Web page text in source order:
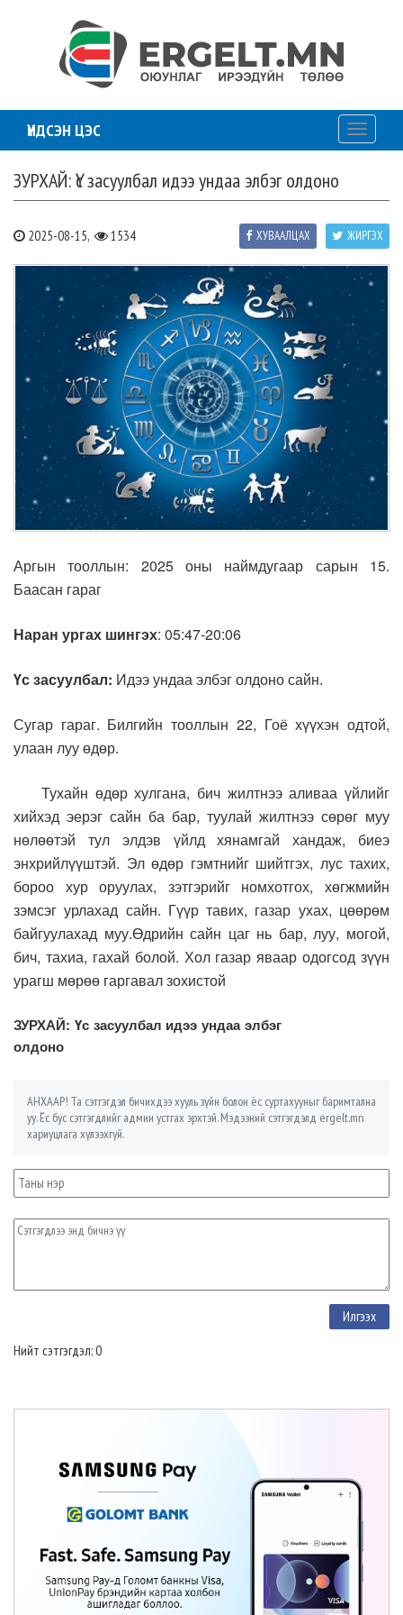
ҮНДСЭН ЦЭС
Toggle
ЗУРХАЙ: Үс засуулбал идээ ундаа элбэг олдоно
2025-08-15, 1534 ЖИРГЭХ
ХУВААЛЦАХ
Аргын тооллын: 2025 оны наймдугаар сарын 15.
Баасан гараг
Наран ургах шингэх: 05:47-20:06
Үс засуулбал: Идээ ундаа элбэг олдоно сайн.
Сугар гараг. Билгийн тооллын 22, Гоё хүүхэн одтой,
улаан луу өдөр.
Тухайн өдөр хулгана, бич жилтнээ аливаа үйлийг
хийхэд эерэг сайн ба бар, туулай жилтнээ сөрөг муу
нөлөөтэй тул элдэв үйлд хянамгай хандаж, биеэ
энхрийлүүштэй. Эл өдөр гэмтнийг шийтгэх, лус тахих,
бороо хур оруулах, зэтгэрийг номхотгох, хөгжмийн
зэмсэг урлахад сайн. Гүүр тавих, газар ухах, цөөрөм
байгуулахад муу.Өдрийн сайн цаг нь бар, луу, могой,
бич, тахиа, гахай болой. Хол газар яваар одогсод зүүн
урагш мөрөө гаргавал зохистой
ЗУРХАЙ: Үс засуулбал идээ ундаа элбэг
олдоно
АНХААР! Та сэтгэгдэл бичихдээ хууль зүйн болон ёс суртахууныг баримтална
уу. Ёс бус сэтгэгдлийг админ устгах эрхтэй. Мэдээний сэтгэгдэлд ergelt.mn
хариуцлага хүлээхгүй.
Нийт сэтгэгдэл: 0